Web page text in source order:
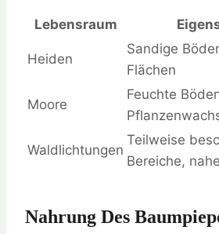
Lebensraum
Heiden
Sandige
Flächen
Moore
Feuchte
Waldlichtungen
Teilweise
Bereiche,
Nahrung Des